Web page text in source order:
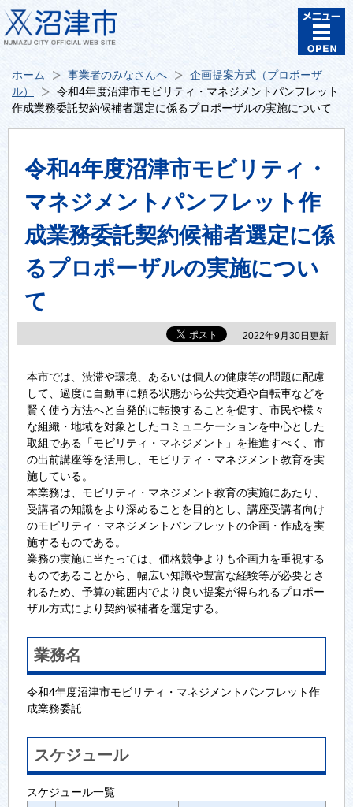
ホーム 事業者のみなさんへ
企画提案方式（プロポーザ
ル）
令和4年度沼津市モビリティ・マネジメントパンフレット
作成業務委託契約候補者選定に係るプロポーザルの実施について
令和4年度沼津市モビリティ・
マネジメントパンフレット作
成業務委託契約候補者選定に係
るプロポーザルの実施につい
て
2022年9月30日更新
本市では、渋滞や環境、あるいは個人の健康等の問題に配慮
して、過度に自動車に頼る状態から公共交通や自転車などを
賢く使う方法へと自発的に転換することを促す、市民や様々
な組織・地域を対象としたコミュニケーションを中心とした
取組である「モビリティ・マネジメント」を推進すべく、市
の出前講座等を活用し、モビリティ・マネジメント教育を実
施している。
本業務は、モビリティ・マネジメント教育の実施にあたり、
受講者の知識をより深めることを目的とし、講座受講者向け
のモビリティ・マネジメントパンフレットの企画・作成を実
施するものである。
業務の実施に当たっては、価格競争よりも企画力を重視する
ものであることから、幅広い知識や豊富な経験等が必要とさ
れるため、予算の範囲内でより良い提案が得られるプロポー
ザル方式により契約候補者を選定する。
業務名
令和4年度沼津市モビリティ・マネジメントパンフレット作
成業務委託
スケジュール
スケジュール一覧